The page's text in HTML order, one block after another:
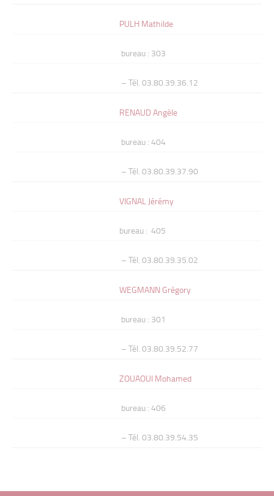
PULH Mathilde
bureau : 303
– Tél. 03.80.39.36.12
RENAUD Angèle
bureau : 404
– Tél. 03.80.39.37.90
VIGNAL Jérémy
bureau : 405
– Tél. 03.80.39.35.02
WEGMANN Grégory
bureau : 301
– Tél. 03.80.39.52.77
ZOUAOUI Mohamed
bureau : 406
– Tél. 03.80.39.54.35